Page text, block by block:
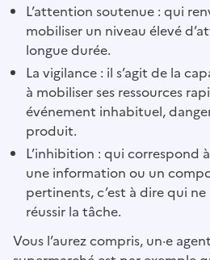
L’attention soutenue : qui
mobiliser un niveau élevé
longue durée.
La vigilance : il s’agit de la
à mobiliser ses ressources
événement inhabituel,
produit.
L’inhibition : qui correspond
une information ou un
pertinents, c’est à dire qui
réussir la tâche.
Vous l’aurez compris, un·e